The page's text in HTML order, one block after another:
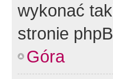
wykonać
stronie
Góra